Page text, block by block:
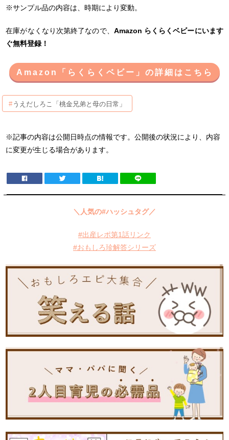
※サンプル品の内容は、時期により変動。
在庫がなくなり次第終了なので、 Amazon らくらくベビーにいます
ぐ無料登録！
Amazon「らくらくベビー」の詳細はこちら
うえだしろこ「桃金兄弟と母の日常」
※記事の内容は公開日時点の情報です。公開後の状況により、内容
に変更が生じる場合があります。
＼人気の#ハッシュタグ／
#出産レポ第1話リンク
#おもしろ珍解答シリーズ